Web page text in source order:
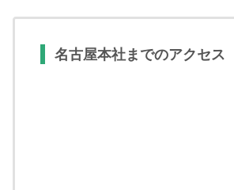
名古屋本社までのアクセス